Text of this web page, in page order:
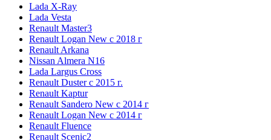
Lada X-Ray
Lada Vesta
Renault Master3
Renault Logan New с 2018 г
Renault Arkana
Nissan Almera N16
Lada Largus Cross
Renault Duster с 2015 г.
Renault Kaptur
Renault Sandero New с 2014 г
Renault Logan New с 2014 г
Renault Fluence
Renault Scenic2